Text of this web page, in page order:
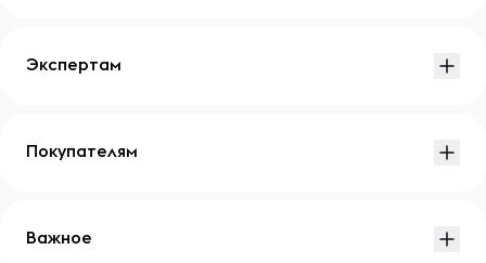
Экспертам
Покупателям
Важное